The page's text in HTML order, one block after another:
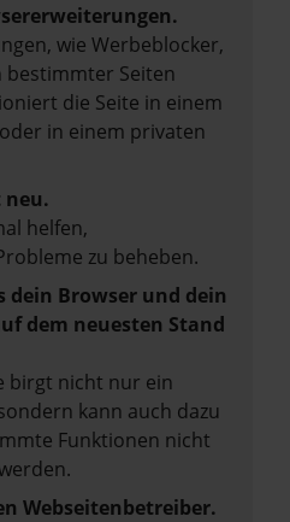
wie Werbeblocker,
bestimmter Seiten
die Seite in einem
in einem privaten
neu.
helfen,
zu beheben.
dein Browser und dein
dem neuesten Stand
birgt nicht nur ein
kann auch dazu
Funktionen nicht
Webseitenbetreiber.